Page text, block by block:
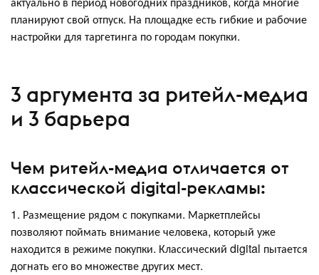
планируют свой отпуск. На площадке есть гибкие и рабочие
настройки для таргетинга по городам покупки.
3 аргумента за ритейл-медиа
и 3 барьера
Чем ритейл-медиа отличается от
классической digital-рекламы:
1. Размещение рядом с покупками. Маркетплейсы
позволяют поймать внимание человека, который уже
находится в режиме покупки. Классический digital пытается
догнать его во множестве других мест.